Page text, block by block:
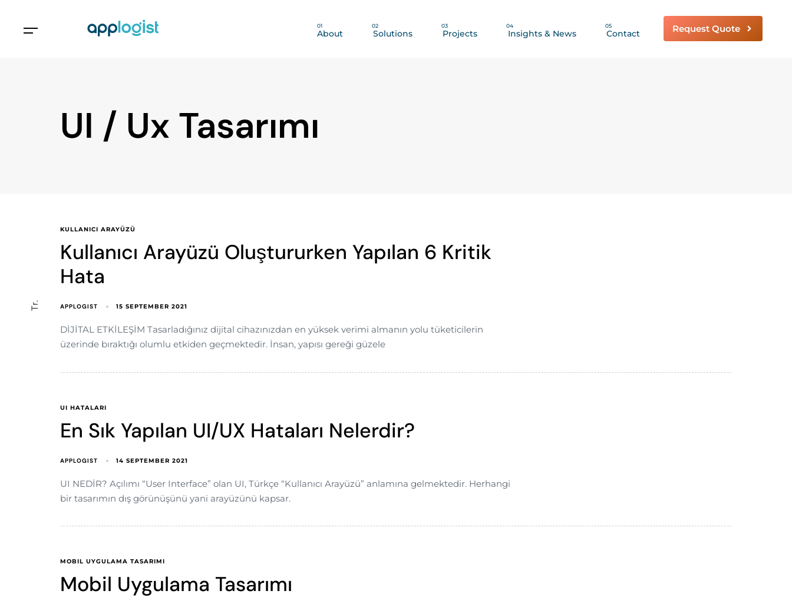
About
01
Solutions
02
Projects
03
Insights & News
04
Contact
05 Request Quote
Tr.
UI / Ux Tasarımı
KULLANICI ARAYÜZÜ
Kullanıcı Arayüzü Oluştururken Yapılan 6 Kritik
Hata
APPLOGIST 15 SEPTEMBER 2021
DİJİTAL ETKİLEŞİM Tasarladığınız dijital cihazınızdan en yüksek verimi almanın yolu tüketicilerin
üzerinde bıraktığı olumlu etkiden geçmektedir. İnsan, yapısı gereği güzele
UI HATALARI
En Sık Yapılan UI/UX Hataları Nelerdir?
APPLOGIST 14 SEPTEMBER 2021
UI NEDİR? Açılımı “User Interface” olan UI, Türkçe “Kullanıcı Arayüzü” anlamına gelmektedir. Herhangi
bir tasarımın dış görünüşünü yani arayüzünü kapsar.
MOBIL UYGULAMA TASARIMI
Mobil Uygulama Tasarımı